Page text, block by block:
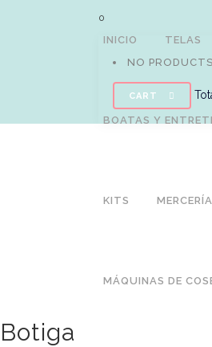
0
NO
CART
INICIO TELAS
BOATAS Y
KITS MERCERÍA
MÁQUINAS DE
Botiga